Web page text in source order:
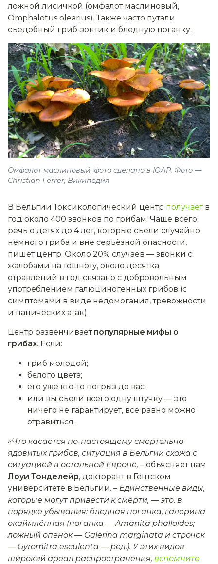
ложной лисичкой (омфалот маслиновый,
Omphalotus olearius). Также часто путали
съедобный гриб-зонтик и бледную поганку.
Омфалот маслиновый, фото сделано в ЮАР, Фото —
Christian Ferrer, Википедия
В Бельгии Токсикологический центр получаетв
год около 400 звонков по грибам. Чаще всего
речь о детях до 4 лет, которые съели случайно
немного гриба и вне серьёзной опасности,
пишет центр. Около 20% случаев — звонки с
жалобами на тошноту, около десятка
отравлений в год связано с добровольным
употреблением галюциногенных грибов (с
симптомами в виде недомогания, тревожности
и панических атак).
Центр развенчивает популярные мифы о
грибах. Если:
гриб молодой;
белого цвета;
его уже кто-то погрыз до вас;
или вы съели всего одну штучку — это
ничего не гарантирует, всё равно можно
отравиться.
«Что касается по-настоящему смертельно
ядовитых грибов, ситуация в Бельгии схожа с
ситуацией в остальной Европе, – объясняет нам
Лоуи Тонделейр, докторант в Гентском
университете в Бельгии. – Единственные виды,
которые могут привести к смерти, — это, в
порядке убывания: бледная поганка, галерина
окаймлённая (поганка — Amanita phalloides;
ложный опёнок — Galerina marginata и строчок
— Gyromitra esculenta — ред.). У этих видов
широкий ареал распространения, вспомните